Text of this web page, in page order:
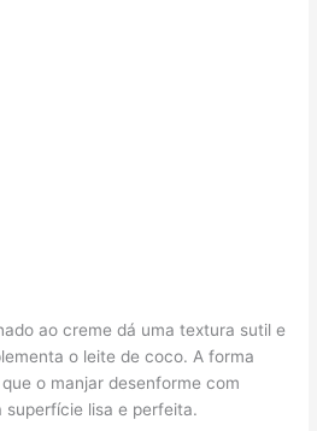
ao creme dá uma textura sutil e
o leite de coco. A forma
o manjar desenforme com
lisa e perfeita.